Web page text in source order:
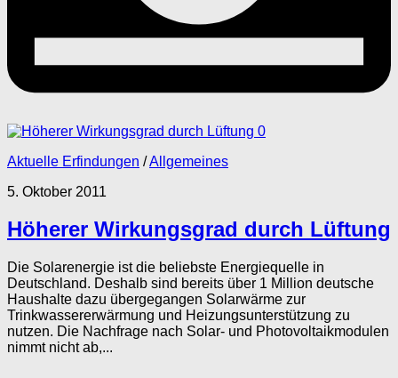
0
Aktuelle Erfindungen /Allgemeines
5. Oktober 2011
Höherer Wirkungsgrad durch Lüftung
Die Solarenergie ist die beliebste Energiequelle in
Deutschland. Deshalb sind bereits über 1 Million deutsche
Haushalte dazu übergegangen Solarwärme zur
Trinkwassererwärmung und Heizungsunterstützung zu
nutzen. Die Nachfrage nach Solar- und Photovoltaikmodulen
nimmt nicht ab,...